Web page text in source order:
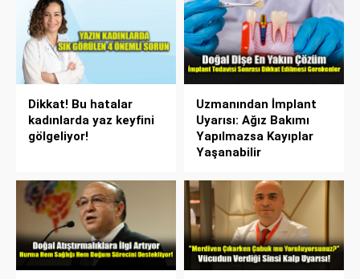
Dikkat! Bu hatalar
kadınlarda yaz keyfini
gölgeliyor!
Uzmanından İmplant
Uyarısı: Ağız Bakımı
Yapılmazsa Kayıplar
Yaşanabilir